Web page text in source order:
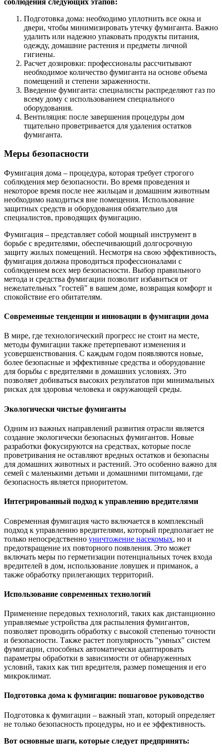
Подготовка дома: необходимо уплотнить все окна и
двери, чтобы минимизировать утечку фумиганта. Важно
удалить или надежно упаковать продукты питания,
одежду, домашние растения и предметы личной
гигиены.
Расчет дозировки: профессионалы рассчитывают
необходимое количество фумиганта на основе объема
помещений и степени зараженности.
Введение фумиганта: специалисты распределяют газ по
всему дому с использованием специального
оборудования.
Вентиляция: после завершения процедуры дом
тщательно проветривается для удаления остатков
фумиганта.
Меры безопасности
Фумигация дома – процедура, которая требует строгого
соблюдения мер безопасности. Во время проведения и
некоторое время после нее жильцам и домашним животным
необходимо находиться вне помещения. Использование
защитных средств и оборудования обязательно для
специалистов, проводящих фумигацию.
Фумигация – представляет собой мощный инструмент в
борьбе с вредителями, обеспечивающий долгосрочную
защиту жилых помещений. Несмотря на свою эффективность,
фумигация должна проводиться профессионалами с
соблюдением всех мер безопасности. Выбор правильного
метода и средства фумигации позволит избавиться от
нежелательных "гостей" в вашем доме, возвращая комфорт и
спокойствие его обитателям.
Современные тенденции и инновации в фумигации дома
В мире, где технологический прогресс не стоит на месте,
методы фумигации также претерпевают изменения и
усовершенствования. С каждым годом появляются новые,
более безопасные и эффективные средства и оборудование
для борьбы с вредителями в домашних условиях. Это
позволяет добиваться высоких результатов при минимальных
рисках для здоровья человека и окружающей среды.
Экологически чистые фумиганты
Одним из важных направлений развития отрасли является
создание экологически безопасных фумигантов. Новые
разработки фокусируются на средствах, которые после
проветривания не оставляют вредных остатков и безопасны
для домашних животных и растений. Это особенно важно для
семей с маленькими детьми и домашними питомцами, где
безопасность является приоритетом.
Интегрированный подход к управлению вредителями
Современная фумигация часто включается в комплексный
подход к управлению вредителями, который предполагает не
только непосредственно уничтожение насекомых, но и
предотвращение их повторного появления. Это может
включать меры по герметизации потенциальных точек входа
вредителей в дом, использование ловушек и приманок, а
также обработку прилегающих территорий.
Использование современных технологий
Применение передовых технологий, таких как дистанционно
управляемые устройства для распыления фумигантов,
позволяет проводить обработку с высокой степенью точности
и безопасности. Также растет популярность "умных" систем
фумигации, способных автоматически адаптировать
параметры обработки в зависимости от обнаруженных
условий, таких как тип вредителя, размер помещения и его
микроклимат.
Подготовка дома к фумигации: пошаговое руководство
Подготовка к фумигации – важный этап, который определяет
не только безопасность процедуры, но и ее эффективность.
Вот основные шаги, которые следует предпринять: